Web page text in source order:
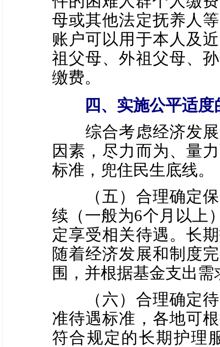
母或其他法定抚养人
账户可以用于本人及
祖父母、外祖父母、
缴费。
四、实施公平适度
综合考虑经济发展
因素，尽力而为、量
标准，兜住民生底线。
（五）合理确定保
续（一般为6个月以上
定享受相关待遇。长
随着经济发展和制度
围，并根据基金支出
（六）合理确定待
准待遇标准，各地可
符合规定的长期护理